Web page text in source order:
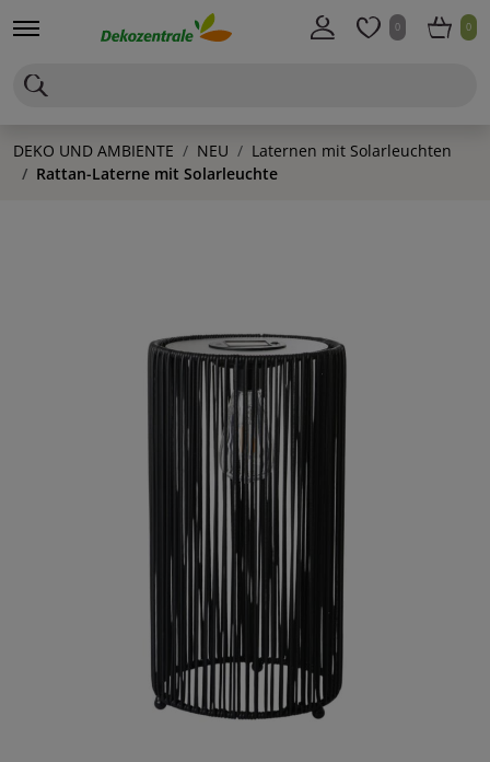
0 0
DEKO UND AMBIENTE NEU
Laternen mit Solarleuchten
Rattan-Laterne mit Solarleuchte